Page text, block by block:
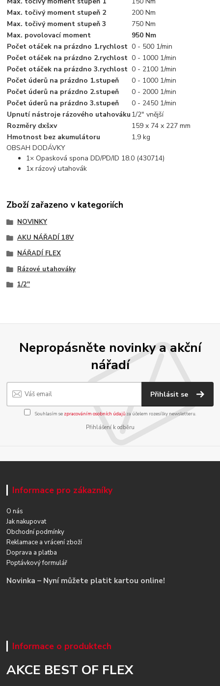
Max. točivý moment stupeň 2
200 Nm
Max. točivý moment stupeň 3
750 Nm
Max. povolovací moment
950 Nm
Počet otáček na prázdno 1.rychlost 0 - 500 1/min
Počet otáček na prázdno 2.rychlost 0 - 1000 1/min
Počet otáček na prázdno 3.rychlost 0 - 2100 1/min
Počet úderů na prázdno 1.stupeň
0 - 1000 1/min
Počet úderů na prázdno 2.stupeň
0 - 2000 1/min
Počet úderů na prázdno 3.stupeň
0 - 2450 1/min
Upnutí nástroje rázového utahováku 1/2" vnější
Rozměry dxšxv
159 x 74 x 227 mm
Hmotnost bez akumulátoru
1,9 kg
OBSAH DODÁVKY
1× Opasková spona DD/PD/ID 18.0 (430714)
1x rázový utahovák
Zboží zařazeno v kategoriích
NOVINKY
AKU NÁŘADÍ 18V
NÁŘADÍ FLEX
Rázové utahováky
1/2''
Nepropásněte novinky a akční
nářadí
Přihlásit se
Souhlasím se zpracováním osobních údajůza účelem rozesílky newsletteru.
Přihlášení k odběru
Informace pro zákazníky
O nás
Jak nakupovat
Obchodní podmínky
Reklamace a vrácení zboží
Doprava a platba
Poptávkový formulář
Novinka – Nyní můžete platit kartou online!
Informace o produktech
AKCE BEST OF FLEX